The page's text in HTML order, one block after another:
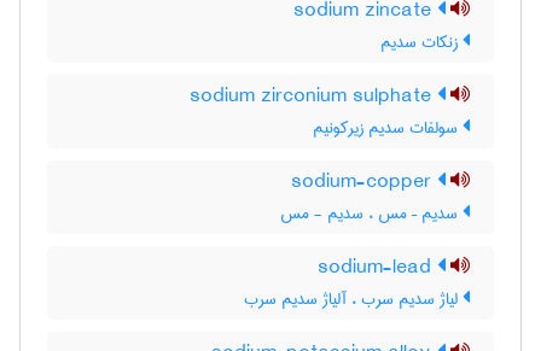
زنکات سدیم
سولفات سدیم زیرکونیم
سدیم – مس ، سدیم - مس
لیاژ سدیم سرب ، آلیاژ سدیم سرب